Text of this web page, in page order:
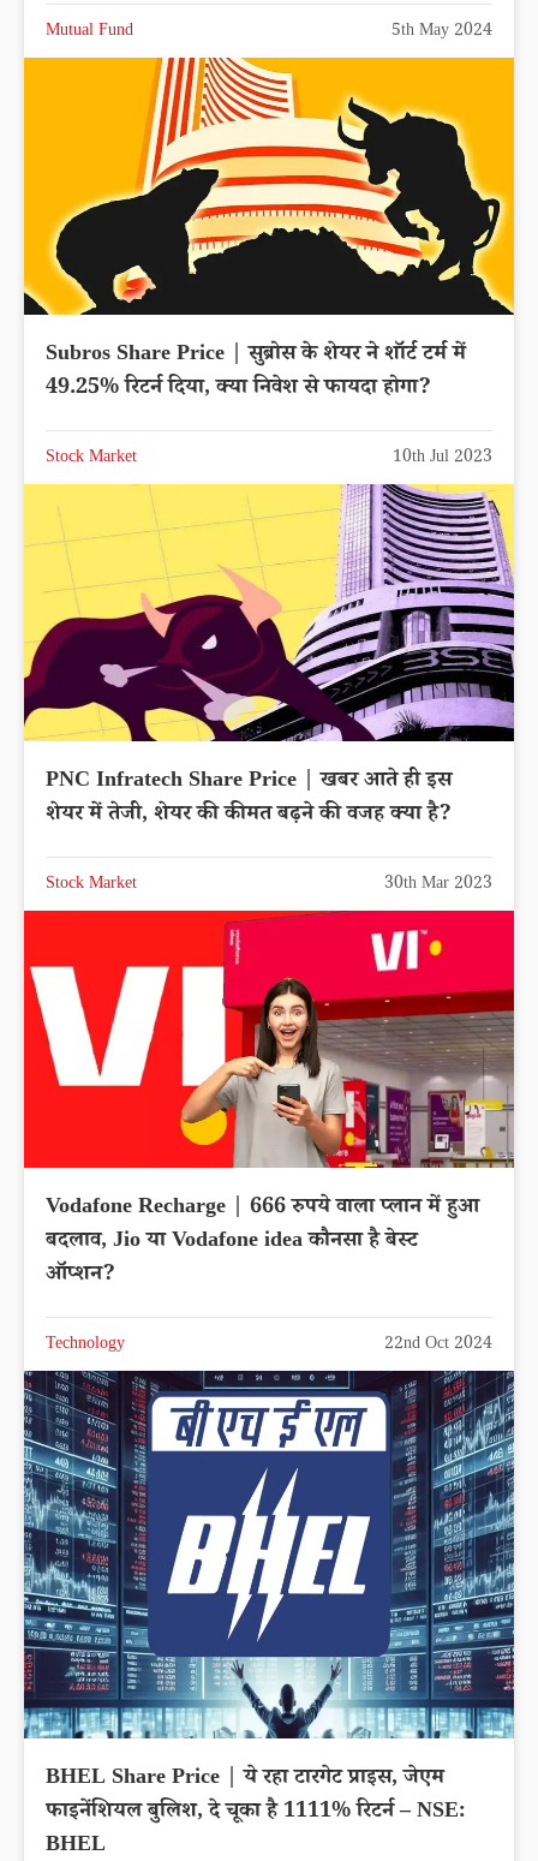
Mutual Fund 5th May 2024
Subros Share Price | सुब्रोस के शेयर ने शॉर्ट टर्म में
49.25% रिटर्न दिया, क्या निवेश से फायदा होगा?
Stock Market 10th Jul 2023
PNC Infratech Share Price | खबर आते ही इस
शेयर में तेजी, शेयर की कीमत बढ़ने की वजह क्या है?
Stock Market 30th Mar 2023
Vodafone Recharge | 666 रुपये वाला प्लान में हुआ
बदलाव, Jio या Vodafone idea कौनसा है बेस्ट
ऑप्शन?
Technology 22nd Oct 2024
BHEL Share Price | ये रहा टारगेट प्राइस, जेएम
फाइनेंशियल बुलिश, दे चूका है 1111% रिटर्न – NSE:
BHEL